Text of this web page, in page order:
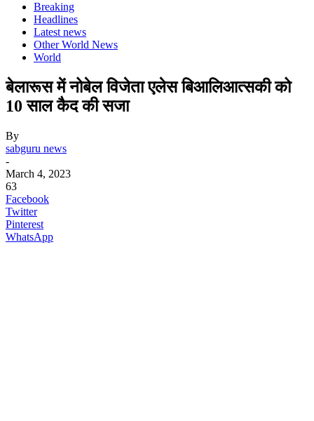
Breaking
Headlines
Latest news
Other World News
World
बेलारूस में नोबेल विजेता एलेस बिआलिआत्सकी को
10 साल कैद की सजा
By
sabguru news
-
March 4, 2023
63
Facebook
Twitter
Pinterest
WhatsApp